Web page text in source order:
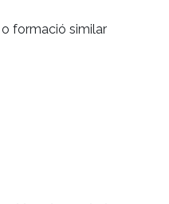
formació similar